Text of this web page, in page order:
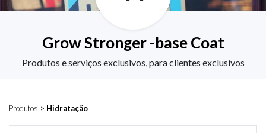
Grow Stronger -base Coat
Produtos e serviços exclusivos, para clientes exclusivos
Produtos > Hidratação